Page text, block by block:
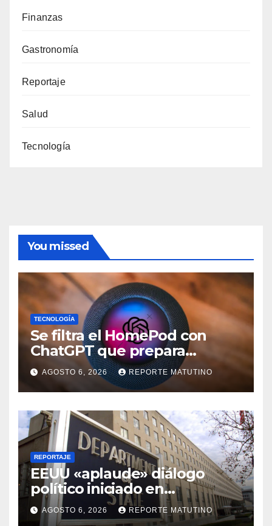
Finanzas
Gastronomía
Reportaje
Salud
Tecnología
You missed
TECNOLOGÍA
Se filtra el HomePod con
ChatGPT que prepara
OpenAI y su diseño es una
locura
AGOSTO 6, 2026 REPORTE MATUTINO
REPORTAJE
EEUU «aplaude» diálogo
político iniciado en
Venezuela
AGOSTO 6, 2026 REPORTE MATUTINO